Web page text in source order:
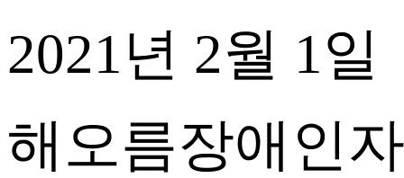
2021년 2월 1일
해오름장애인